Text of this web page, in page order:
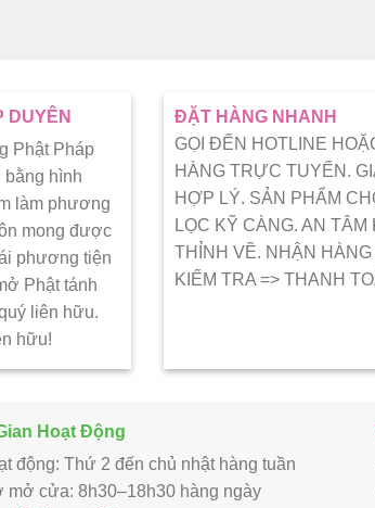
DUYÊN
Phật Pháp
hình
làm phương
mong được
phương tiện
Phật tánh
liên hữu.
hữu!
ĐẶT HÀNG NHANH
GỌI ĐẾN HOTLINE
HÀNG TRỰC TUYẾN.
HỢP LÝ. SẢN PHẨM
LỌC KỸ CÀNG. AN TÂM
THỈNH VỀ. NHẬN HÀNG
KIẾM TRA => THANH
Hoạt Động
động: Thứ 2 đến chủ nhật hàng tuần
mở cửa: 8h30–18h30 hàng ngày